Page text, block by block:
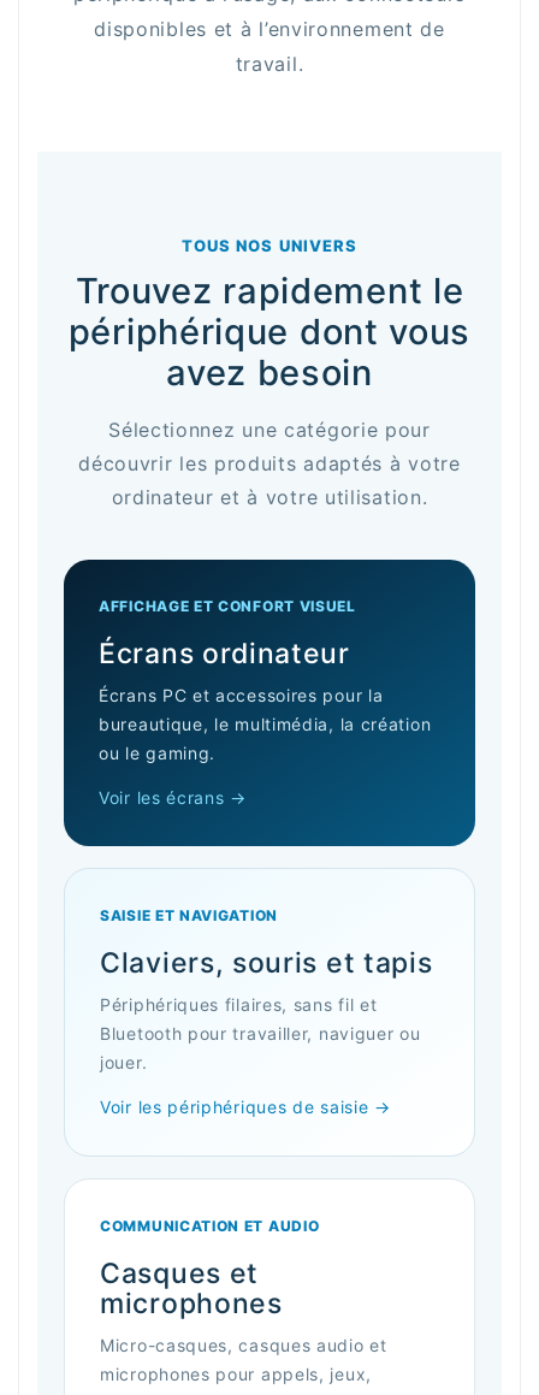
disponibles et à l’environnement de
travail.
TOUS NOS UNIVERS
Trouvez rapidement le
périphérique dont vous
avez besoin
Sélectionnez une catégorie pour
découvrir les produits adaptés à votre
ordinateur et à votre utilisation.
AFFICHAGE ET CONFORT VISUEL
Écrans ordinateur
Écrans PC et accessoires pour la
bureautique, le multimédia, la création
ou le gaming.
Voir les écrans →
SAISIE ET NAVIGATION
Claviers, souris et tapis
Périphériques filaires, sans fil et
Bluetooth pour travailler, naviguer ou
jouer.
Voir les périphériques de saisie →
COMMUNICATION ET AUDIO
Casques et
microphones
Micro-casques, casques audio et
microphones pour appels, jeux,